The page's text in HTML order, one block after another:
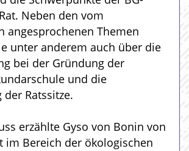
Neben den vom
angesprochenen Themen
unter anderem auch über die
bei der Gründung der
und die
der Ratssitze.
erzählte Gyso von Bonin von
im Bereich der ökologischen